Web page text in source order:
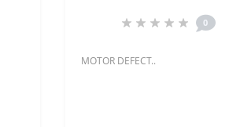
0
MOTOR DEFECT..